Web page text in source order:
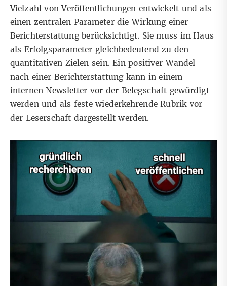
Vielzahl von Veröffentlichungen entwickelt und als
einen zentralen Parameter die Wirkung einer
Berichterstattung berücksichtigt. Sie muss im Haus
als Erfolgsparameter gleichbedeutend zu den
quantitativen Zielen sein. Ein positiver Wandel
nach einer Berichterstattung kann in einem
internen Newsletter vor der Belegschaft gewürdigt
werden und als feste wiederkehrende Rubrik vor
der Leserschaft dargestellt werden.